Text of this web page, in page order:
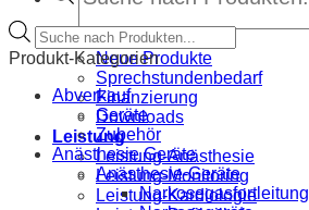
Home
Neue Produkte
Sprechstundenbedarf
Finanzierung
Downloads
Leistung
Leistung-Anästhesie
Leistung-Monitoring
Leistung-Kardiologie
Products
search
Produkt-Kategorien
Abverkauf
Geräte
Zubehör
Anästhesie Geräte
Anästhesie-Geräte
Narkosegasfortleitung